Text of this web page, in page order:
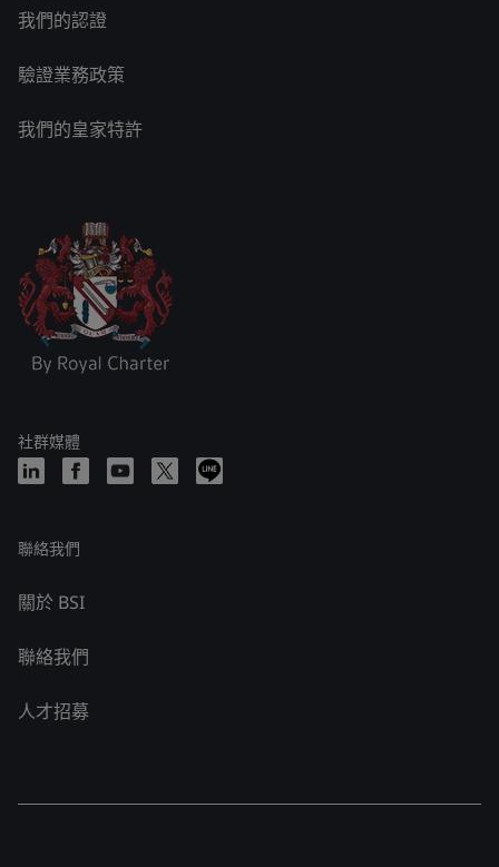
我們的認證
驗證業務政策
我們的皇家特許
社群媒體
聯絡我們
關於 BSI
聯絡我們
人才招募